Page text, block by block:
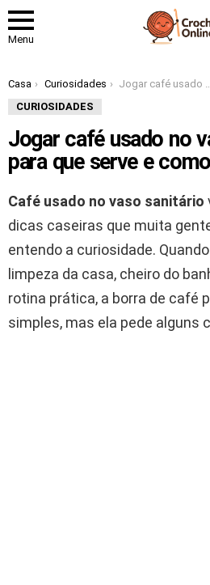
Menu
Você está aqui:
Casa Curiosidades
Jogar café usado no vaso sanitário: para que serve e como fazer
CURIOSIDADES
Jogar café usado no
para que serve e
Café usado no vaso sanitário
dicas caseiras que muita
entendo a curiosidade.
limpeza da casa, cheiro do
rotina prática, a borra de café
simples, mas ela pede alguns